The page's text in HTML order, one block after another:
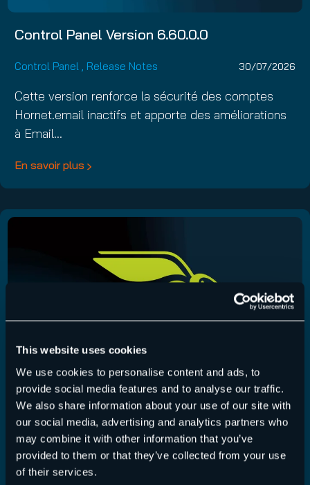
This website uses cookies
We use cookies to personalise content and ads, to
provide social media features and to analyse our traffic.
We also share information about your use of our site with
our social media, advertising and analytics partners who
may combine it with other information that you’ve
provided to them or that they’ve collected from your use
of their services.
Control Panel Version 6.60.0.0
Control Panel , Release Notes 30/07/2026
Cette version renforce la sécurité des comptes
Hornet.email inactifs et apporte des améliorations
à Email…
En savoir plus
365 Total Backup – Publication 22 juillet
2026
365 Total Backup